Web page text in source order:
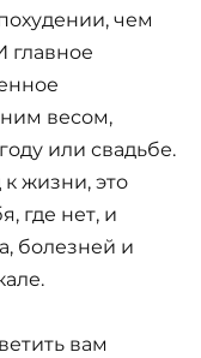
чем
главное
весом,
или свадьбе.
жизни, это
где нет, и
болезней и
вам